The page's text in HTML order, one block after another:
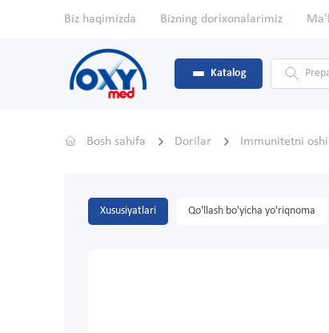
Biz haqimizda Bizning dorixonalarimiz
Katalog
Bosh sahifa Dorilar Immunitetni
Xususiyatlari Qo'llash bo'yicha yo'riqnoma